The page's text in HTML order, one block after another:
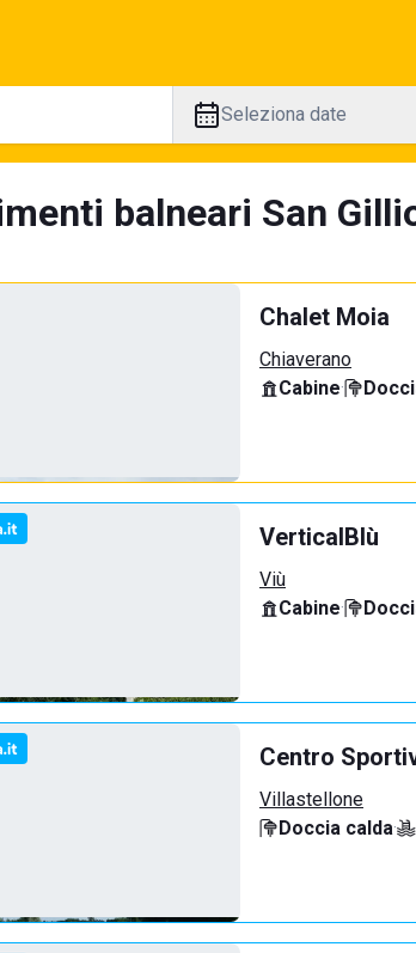
Seleziona date
balneari San
Chalet Moia
Chiaverano
Cabine·
VerticalBlù
Viù
Cabine·
Centro
Villastellone
Doccia calda·